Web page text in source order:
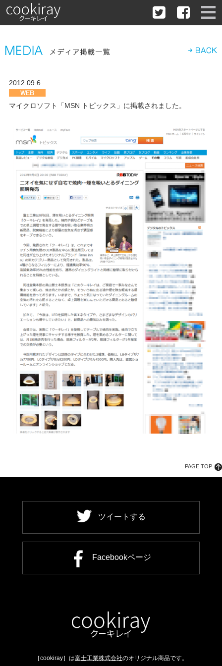
2012.09.6
マイクロソフト「MSN トピックス」に掲載されました。
PAGE TOP
ツイートする
Facebookページ
［cookiray］は富士工業株式会社のオリジナル商品です。